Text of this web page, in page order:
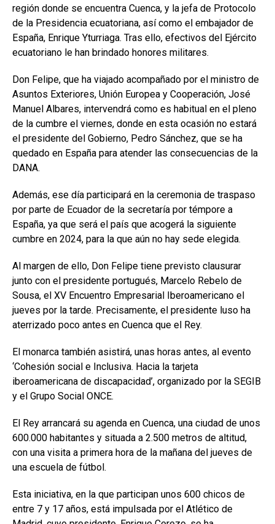
región donde se encuentra Cuenca, y la jefa de Protocolo
de la Presidencia ecuatoriana, así como el embajador de
España, Enrique Yturriaga. Tras ello, efectivos del Ejército
ecuatoriano le han brindado honores militares.
Don Felipe, que ha viajado acompañado por el ministro de
Asuntos Exteriores, Unión Europea y Cooperación, José
Manuel Albares, intervendrá como es habitual en el pleno
de la cumbre el viernes, donde en esta ocasión no estará
el presidente del Gobierno, Pedro Sánchez, que se ha
quedado en España para atender las consecuencias de la
DANA.
Además, ese día participará en la ceremonia de traspaso
por parte de Ecuador de la secretaría por témpore a
España, ya que será el país que acogerá la siguiente
cumbre en 2024, para la que aún no hay sede elegida.
Al margen de ello, Don Felipe tiene previsto clausurar
junto con el presidente portugués, Marcelo Rebelo de
Sousa, el XV Encuentro Empresarial Iberoamericano el
jueves por la tarde. Precisamente, el presidente luso ha
aterrizado poco antes en Cuenca que el Rey.
El monarca también asistirá, unas horas antes, al evento
‘Cohesión social e Inclusiva. Hacia la tarjeta
iberoamericana de discapacidad’, organizado por la SEGIB
y el Grupo Social ONCE.
El Rey arrancará su agenda en Cuenca, una ciudad de unos
600.000 habitantes y situada a 2.500 metros de altitud,
con una visita a primera hora de la mañana del jueves de
una escuela de fútbol.
Esta iniciativa, en la que participan unos 600 chicos de
entre 7 y 17 años, está impulsada por el Atlético de